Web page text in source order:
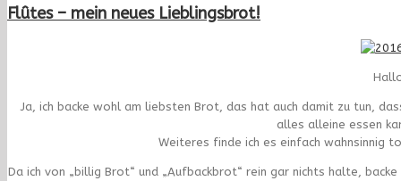
Flûtes – mein neues Lieblingsbrot!
Ja, ich backe wohl am liebsten Brot, das hat auch damit zu tun,
alles alleine essen
Weiteres finde ich es einfach wahnsinnig
Da ich von „billig Brot“ und „Aufbackbrot“ rein gar nichts halte,